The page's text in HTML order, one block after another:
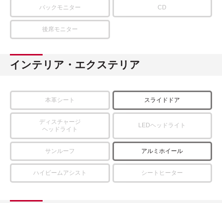
バックモニター CD
後席モニター
インテリア・エクステリア
本革シート スライドドア
ディスチャージ
ヘッドライト
LEDヘッドライト
サンルーフ アルミホイール
ハイビームアシスト シートヒーター